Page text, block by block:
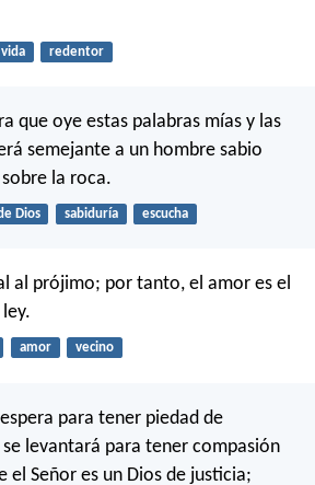
vida redentor
que oye estas palabras mías y las
semejante a un hombre sabio
la roca.
Dios sabiduría escucha
al prójimo; por tanto, el amor es el
amor vecino
para tener piedad de
levantará para tener compasión
el Señor es un Dios de justicia;